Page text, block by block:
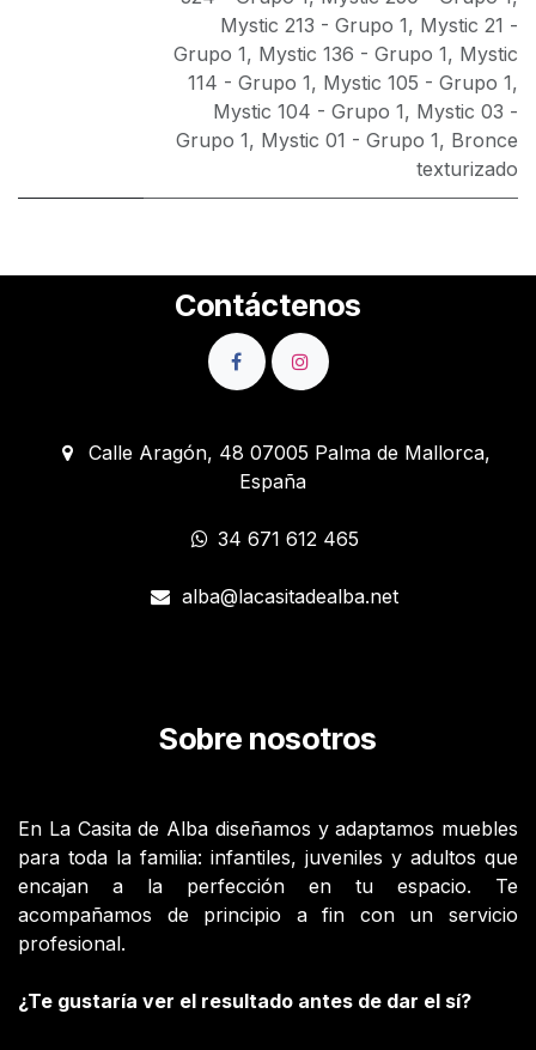
Mystic 213 - Grupo 1, Mystic 21 -
Grupo 1, Mystic 136 - Grupo 1, Mystic
114 - Grupo 1, Mystic 105 - Grupo 1,
Mystic 104 - Grupo 1, Mystic 03 -
Grupo 1, Mystic 01 - Grupo 1, Bronce
texturizado
Contáctenos
Calle Aragón, 48 07005 Palma de Mallorca,
España
34 671 612 465
alba@lacasitadealba.net
Sobre nosotros
En La Casita de Alba diseñamos y adaptamos muebles
para toda la familia: infantiles, juveniles y adultos que
encajan a la perfección en tu espacio. Te
acompañamos de principio a fin con un servicio
profesional.
¿Te gustaría ver el resultado antes de dar el sí?